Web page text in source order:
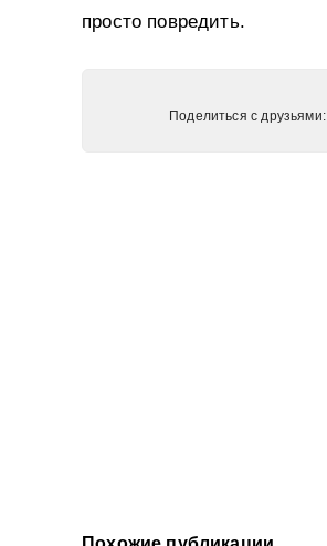
просто повредить.
Поделиться с друзьями: